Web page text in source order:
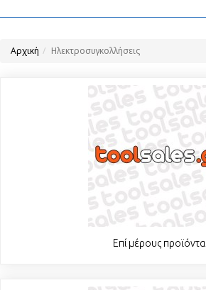
Αρχική Ηλεκτροσυγκολλήσεις
Επί μέρους προϊόντα